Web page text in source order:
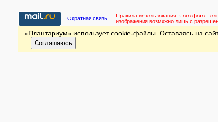
Обратная связь Правила использования этого фото:
изображения возможно лишь с
«Плантариум» использует cookie-файлы. Оставаясь на
Соглашаюсь